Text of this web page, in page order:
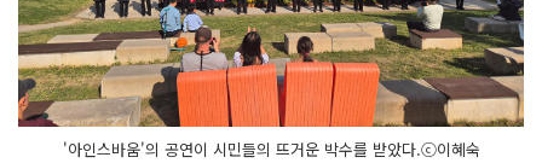
'아인스바움'의 공연이 시민들의 뜨거운 박수를 받았다.ⓒ이혜숙